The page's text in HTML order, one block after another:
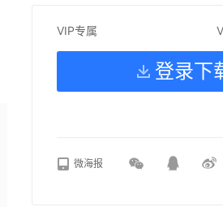
VIP专属
登录下
微海报